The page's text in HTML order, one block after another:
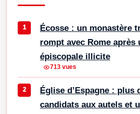
Écosse : un monastère
rompt avec Rome après
épiscopale illicite
713 vues
Église d’Espagne : plus
candidats aux autels et